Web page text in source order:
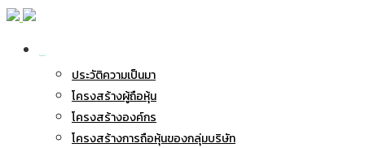
ประวัติความเป็นมา
โครงสร้างผู้ถือหุ้น
โครงสร้างองค์กร
โครงสร้างการถือหุ้นของกลุ่มบริษัท